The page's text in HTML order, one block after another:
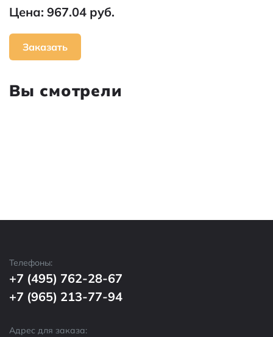
Цена: 967.04 руб.
Заказать
Вы смотрели
Телефоны:
+7 (495) 762-28-67
+7 (965) 213-77-94
Адрес для заказа: